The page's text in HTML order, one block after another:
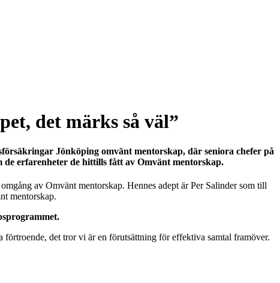
det märks så väl”
Jönköping omvänt mentorskap, där seniora chefer på
erfarenheter de hittills fått av Omvänt mentorskap.
av Omvänt mentorskap. Hennes adept är Per Salinder som till
mentorskap.
det tror vi är en förutsättning för effektiva samtal framöver.